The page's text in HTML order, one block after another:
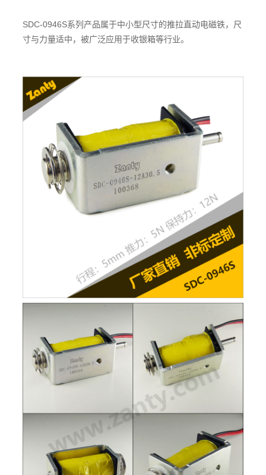
SDC-0946S系列产品属于中小型尺寸的推拉直动电磁铁，尺
寸与力量适中，被广泛应用于收银箱等行业。